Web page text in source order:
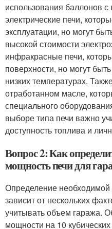
использования баллонов
электрические печи,
эксплуатации, но могут
высокой стоимости
инфракрасные печи,
поверхности, но могут
низких температурах.
отработанном масле,
специального
выборе типа печи важно
доступность топлива и
Вопрос 2: Как
мощность печи для
Определение
зависит от нескольких
учитывать объем гаража.
мощности на 10